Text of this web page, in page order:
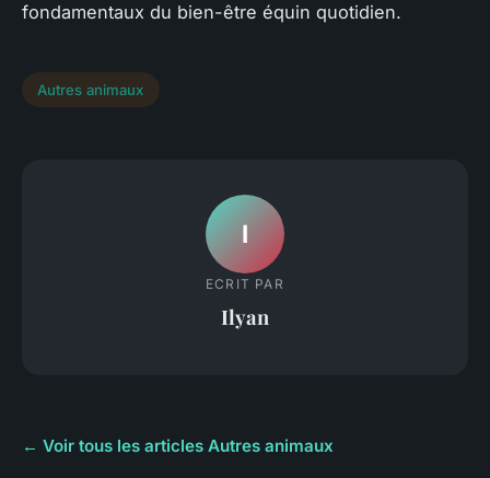
fondamentaux du bien-être équin quotidien.
Autres animaux
I
ECRIT PAR
Ilyan
← Voir tous les articles Autres animaux